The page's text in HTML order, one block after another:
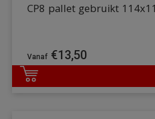
CP8 pallet gebruikt
€13,50